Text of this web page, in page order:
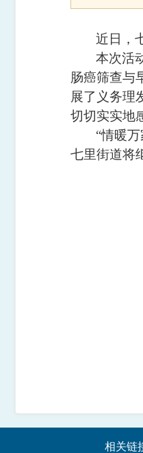
近日，
本次活
肠癌筛查与
展了义务理
切切实实地
“情暖万
七里街道将
相关链